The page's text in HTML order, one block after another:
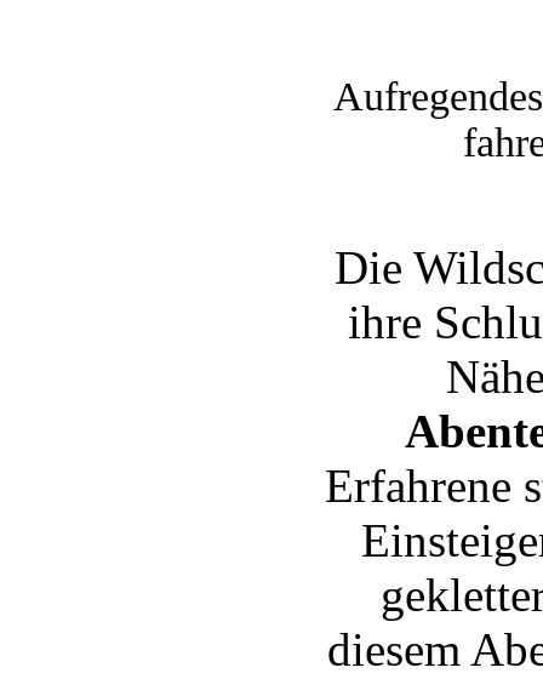
Die
ihre
Erfahrene
diesem